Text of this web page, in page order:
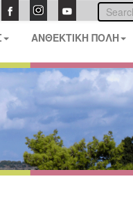
ΑΝΘΕΚΤΙΚΗ ΠΟΛΗ